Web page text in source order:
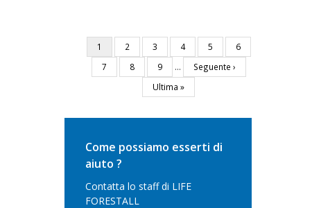
Paginazione
Pagina
attuale
1 Pagina
2 Pagina
3 Pagina
4 Pagina
5 Pagina
6
Pagina
7 Pagina
8 Pagina
9 …
Pagina
successiva
Seguente ›
Ultima
pagina
Ultima »
Come possiamo esserti di
aiuto ?
Contatta lo staff di LIFE
FORESTALL